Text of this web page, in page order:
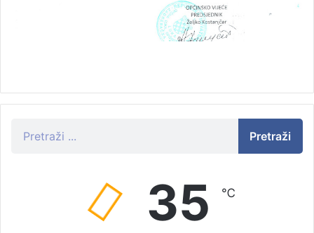
Pretraži
35 ℃